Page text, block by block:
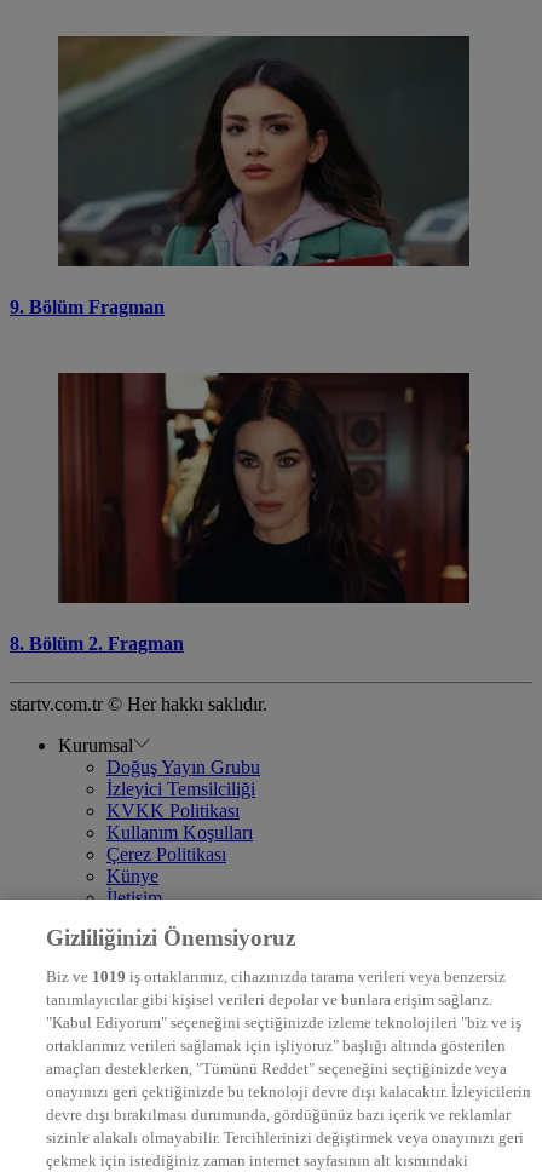
9. Bölüm Fragman
8. Bölüm 2. Fragman
startv.com.tr © Her hakkı saklıdır.
Kurumsal
Doğuş Yayın Grubu
İzleyici Temsilciliği
KVKK Politikası
Kullanım Koşulları
Çerez Politikası
Künye
İletişim
DYG Televizyonlar
STAR
EURO STAR
KRAL POP TV
DYG Radyolar
NTV RADYO
KRAL FM
KRAL POP
EKSEN
VOYAGE
Gizliliğinizi Önemsiyoruz
Biz ve 1019 iş ortaklarımız, cihazınızda tarama verileri veya benzersiz
tanımlayıcılar gibi kişisel verileri depolar ve bunlara erişim sağlarız.
"Kabul Ediyorum" seçeneğini seçtiğinizde izleme teknolojileri "biz ve iş
ortaklarımız verileri sağlamak için işliyoruz" başlığı altında gösterilen
amaçları desteklerken, "Tümünü Reddet" seçeneğini seçtiğinizde veya
onayınızı geri çektiğinizde bu teknoloji devre dışı kalacaktır. İzleyicilerin
devre dışı bırakılması durumunda, gördüğünüz bazı içerik ve reklamlar
sizinle alakalı olmayabilir. Tercihlerinizi değiştirmek veya onayınızı geri
çekmek için istediğiniz zaman internet sayfasının alt kısmındaki